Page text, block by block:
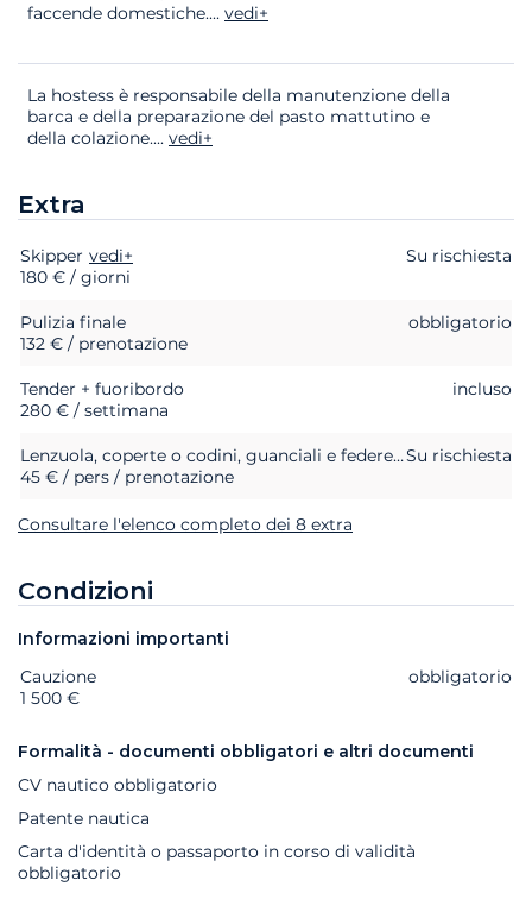
faccende domestiche.... vedi+
La hostess è responsabile della manutenzione della
barca e della preparazione del pasto mattutino e
della colazione.... vedi+
Extra
Extra Stato Prezzo
Skipper vedi+
Su rischiesta
180 € / giorni
Pulizia finale
obbligatorio
132 € / prenotazione
Tender + fuoribordo
incluso
280 € / settimana
Lenzuola, coperte o codini, guanciali e federe di guancialiSu rischiesta
45 € / pers / prenotazione
Consultare l'elenco completo dei 8 extra
Condizioni
Informazioni importanti
Extra Stato
Cauzione
obbligatorio
1 500 €
Formalità - documenti obbligatori e altri documenti
CV nautico obbligatorio
Patente nautica
Carta d'identità o passaporto in corso di validità
obbligatorio